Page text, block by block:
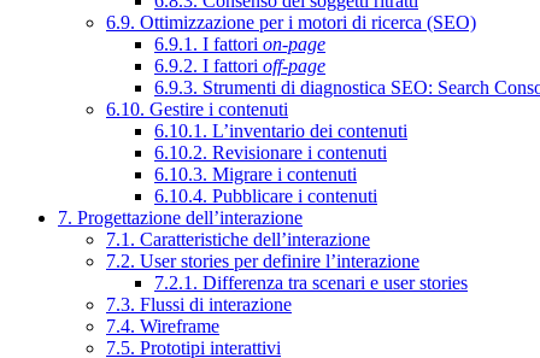
6.9. Ottimizzazione per i motori di ricerca (SEO)
6.9.1. I fattori on-page
6.9.2. I fattori off-page
6.9.3. Strumenti di diagnostica SEO: Search
6.10. Gestire i contenuti
6.10.1. L’inventario dei contenuti
6.10.2. Revisionare i contenuti
6.10.3. Migrare i contenuti
6.10.4. Pubblicare i contenuti
7. Progettazione dell’interazione
7.1. Caratteristiche dell’interazione
7.2. User stories per definire l’interazione
7.2.1. Differenza tra scenari e user stories
7.3. Flussi di interazione
7.4. Wireframe
7.5. Prototipi interattivi